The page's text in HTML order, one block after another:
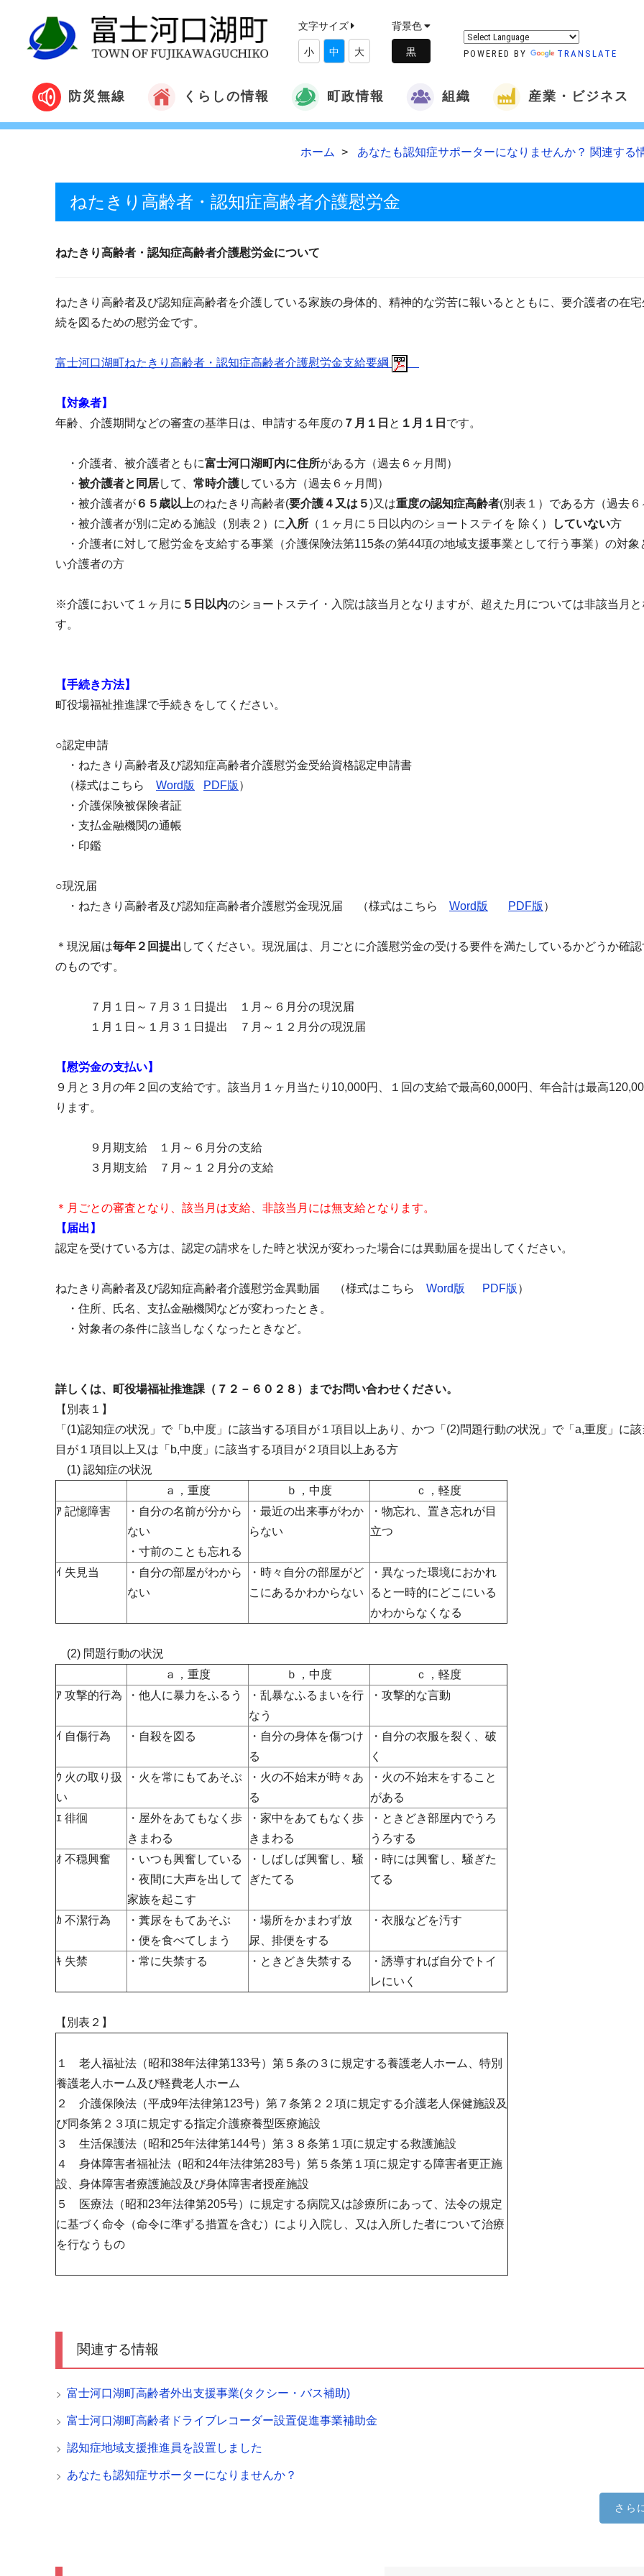
文字サイズ
小 中 大
背景色
POWERED BY TRANSLATE
防災無線 くらしの情報 町政情報 組織 産業・ビジネス
ホーム あなたも認知症サポーターになりませんか？ 関連する
ねたきり高齢者・認知症高齢者介護慰労金
ねたきり高齢者・認知症高齢者介護慰労金について
ねたきり高齢者及び認知症高齢者を介護している家族の身体的、精神的な労苦に報いるとともに、要介護者の在
続を図るための慰労金です。
富士河口湖町ねたきり高齢者・認知症高齢者介護慰労金支給要綱
【対象者】
年齢、介護期間などの審査の基準日は、申請する年度の ７月１日 と １月１日 です。
・ 介護者、被介護者ともに富士河口湖町内に住所がある方（過去６ヶ月間）
・ 被介護者と同居して、 常時介護している方（過去６ヶ月間）
・ 被介護者が ６５歳以上のねたきり高齢者(要介護４又は５)又は重度の認知症高齢者(別表１）である方（過去
・ 被介護者が別に定める施設（別表２）に 入所 （１ヶ月に５日以内のショートステイを 除く） していない方
・介護者に対して慰労金を支給する事業（介護保険法第115条の第44項の地域支援事業として行う事業）の対象
い介護者の方
※介護において１ヶ月に ５日以内のショートステイ・入院は該当月となりますが、超えた月については非該当月
す。
【手続き方法】
町役場福祉推進課で手続きをしてください。
○認定申請
・ねたきり高齢者及び認知症高齢者介護慰労金受給資格認定申請書
（様式はこちら Word版 PDF版 ）
・介護保険被保険者証
・支払金融機関の通帳
・印鑑
○現況届
・ねたきり高齢者及び認知症高齢者介護慰労金現況届 （様式はこちら Word版 PDF版 ）
＊現況届は毎年２回提出 してください。現況届は、月ごとに介護慰労金の受ける要件を満たしているかどうか確
のものです。
７月１日～７月３１日提出 １月～６月分の現況届
１月１日～１月３１日提出 ７月～１２月分の現況届
【慰労金の支払い】
９月と３月の年２回の支給です。該当月１ヶ月当たり 10,000円、１回の支給で最高60,000円、年合計は最高
ります。
９月期支給 １月～６月分の支給
３月期支給 ７月～１２月分の支給
＊月ごとの審査となり、該当月は支給、非該当月には無支給となります。
【届出】
認定を受けている方は、認定の請求をした時と状況が変わった場合には異動届を提出してください。
ねたきり高齢者及び認知症高齢者介護慰労金異動届 （様式はこちら Word版 PDF版 ）
・住所、氏名、支払金融機関などが変わったとき。
・対象者の条件に該当しなくなったときなど。
詳しくは、町役場福祉推進課（７２－６０２８）までお問い合わせください。
【別表１】
「(1)認知症の状況」で「b,中度」に該当する項目が１項目以上あり、かつ「(2)問題行動の状況」で「a,重度」に
目が１項目以上又は「b,中度」に該当する項目が２項目以上ある方
(1) 認知症の状況
ａ，重度
ｂ，中度
ｃ，軽度
ｱ 記憶障害
・自分の名前が分から
ない
・寸前のことも忘れる
・最近の出来事がわか
らない
・物忘れ、置き忘れが目
立つ
ｲ 失見当
・自分の部屋がわから
ない
・時々自分の部屋がど
こにあるかわからない
・異なった環境におかれ
ると一時的にどこにいる
かわからなくなる
(2) 問題行動の状況
ａ，重度
ｂ，中度
ｃ，軽度
ｱ 攻撃的行為
・他人に暴力をふるう
・乱暴なふるまいを行
なう
・攻撃的な言動
ｲ 自傷行為 ・自殺を図る
・自分の身体を傷つけ
る
・自分の衣服を裂く、破
く
ｳ 火の取り扱
い
・火を常にもてあそぶ
・火の不始末が時々あ
る
・火の不始末をすること
がある
ｴ 徘徊
・屋外をあてもなく歩
きまわる
・家中をあてもなく歩
きまわる
・ときどき部屋内でうろ
うろする
ｵ 不穏興奮
・いつも興奮している
・夜間に大声を出して
家族を起こす
・しばしば興奮し、騒
ぎたてる
・時には興奮し、騒ぎた
てる
ｶ 不潔行為
・糞尿をもてあそぶ
・便を食べてしまう
・場所をかまわず放
尿、排便をする
・衣服などを汚す
ｷ 失禁 ・常に失禁する ・ときどき失禁する
・誘導すれば自分でトイ
レにいく
【別表２】
１ 老人福祉法（昭和38年法律第133号）第５条の３に規定する養護老人ホーム、特別
養護老人ホーム及び軽費老人ホーム
２ 介護保険法（平成9年法律第123号）第７条第２２項に規定する介護老人保健施設及
び同条第２３項に規定する指定介護療養型医療施設
３ 生活保護法（昭和25年法律第144号）第３８条第１項に規定する救護施設
４ 身体障害者福祉法（昭和24年法律第283号）第５条第１項に規定する障害者更正施
設、身体障害者療護施設及び身体障害者授産施設
５ 医療法（昭和23年法律第205号）に規定する病院又は診療所にあって、法令の規定
に基づく命令（命令に準ずる措置を含む）により入院し、又は入所した者について治療
を行なうもの
関連する情報
富士河口湖町高齢者外出支援事業(タクシー・バス補助)
富士河口湖町高齢者ドライブレコーダー設置促進事業補助金
認知症地域支援推進員を設置しました
あなたも認知症サポーターになりませんか？
さら